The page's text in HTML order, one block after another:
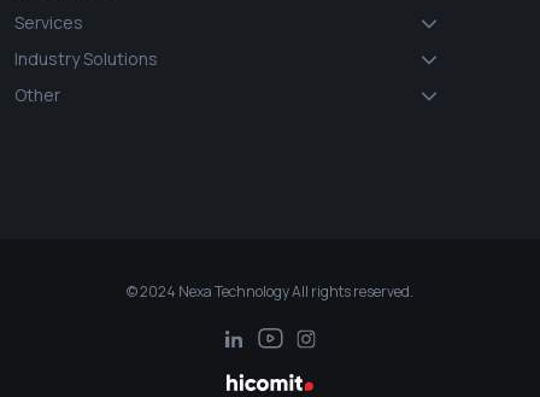
Services
Industry Solutions
Other
© 2024 Nexa Technology All rights reserved.